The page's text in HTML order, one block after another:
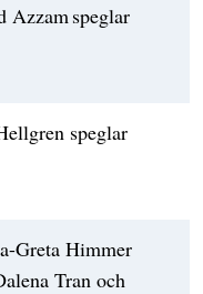
Azzam speglar
speglar
Greta Himmer
Tran och